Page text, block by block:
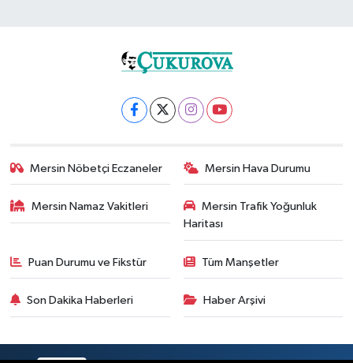
Mersin Nöbetçi Eczaneler Mersin Hava Durumu
Mersin Namaz Vakitleri
Mersin Trafik Yoğunluk
Haritası
Puan Durumu ve Fikstür Tüm Manşetler
Son Dakika Haberleri Haber Arşivi